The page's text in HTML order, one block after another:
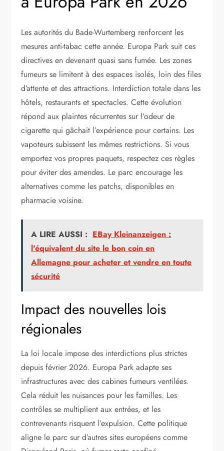
Les autorités du Bade-Wurtemberg renforcent les
mesures anti-tabac cette année. Europa Park suit ces
directives en devenant quasi sans fumée. Les zones
fumeurs se limitent à des espaces isolés, loin des files
d’attente et des attractions. Interdiction totale dans les
hôtels, restaurants et spectacles. Cette évolution
répond aux plaintes récurrentes sur l’odeur de
cigarette qui gâchait l’expérience pour certains. Les
vapoteurs subissent les mêmes restrictions. Si vous
emportez vos propres paquets, respectez ces règles
pour éviter des amendes. Le parc encourage les
alternatives comme les patchs, disponibles en
pharmacie voisine.
A LIRE AUSSI : EBay Kleinanzeigen :
l'équivalent du site le bon coin en
Allemagne pour acheter et vendre en toute
sécurité
Impact des nouvelles lois
régionales
La loi locale impose des interdictions plus strictes
depuis février 2026. Europa Park adapte ses
infrastructures avec des cabines fumeurs ventilées.
Cela réduit les nuisances pour les familles. Les
contrôles se multiplient aux entrées, et les
contrevenants risquent l’expulsion. Cette politique
aligne le parc sur d’autres sites européens comme